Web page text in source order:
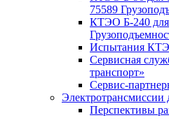
75589
КТЭО Б-240
Испытания
Сервисная
транспорт»
Сервис-
Электротрансмиссии
Перспективы